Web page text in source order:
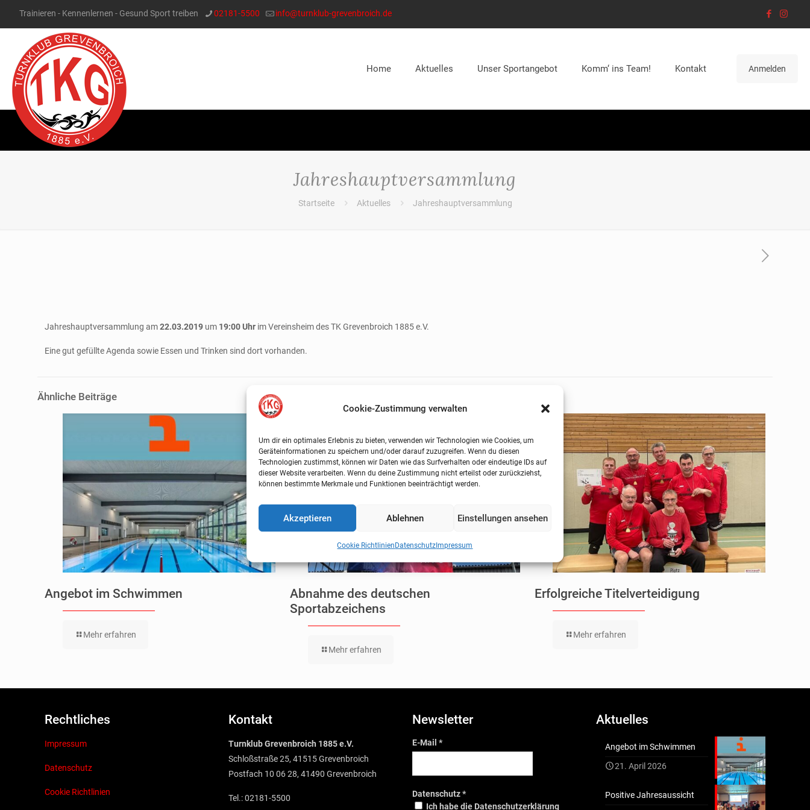
Cookie-Zustimmung verwalten
Um dir ein optimales Erlebnis zu bieten, verwenden wir Technologien wie Cookies, um
Geräteinformationen zu speichern und/oder darauf zuzugreifen. Wenn du diesen
Technologien zustimmst, können wir Daten wie das Surfverhalten oder eindeutige IDs auf
dieser Website verarbeiten. Wenn du deine Zustimmung nicht erteilst oder zurückziehst,
können bestimmte Merkmale und Funktionen beeinträchtigt werden.
Akzeptieren Ablehnen Einstellungen ansehen
Cookie Richtlinien Datenschutz Impressum
Trainieren - Kennenlernen - Gesund Sport treiben 02181-5500 info@turnklub-grevenbroich.de
Home Aktuelles Unser Sportangebot Komm‘ ins Team! Kontakt Anmelden
Jahreshauptversammlung
Startseite Aktuelles Jahreshauptversammlung
Jahreshauptversammlung am22.03.2019 um 19:00 Uhr im Vereinsheim des TK Grevenbroich 1885 e.V.
Eine gut gefüllte Agenda sowie Essen und Trinken sind dort vorhanden.
Ähnliche Beiträge
Angebot im Schwimmen
Mehr erfahren
Abnahme des deutschen
Sportabzeichens
Mehr erfahren
Erfolgreiche Titelverteidigung
Mehr erfahren
Rechtliches
Impressum
Datenschutz
Cookie Richtlinien
Kontakt
Turnklub Grevenbroich 1885 e.V.
Schloßstraße 25, 41515 Grevenbroich
Postfach 10 06 28, 41490 Grevenbroich
Tel.: 02181-5500
Newsletter
E-Mail *
Datenschutz*
Ich habe die Datenschutzerklärung
Aktuelles
Angebot im Schwimmen
21. April 2026
Positive Jahresaussicht